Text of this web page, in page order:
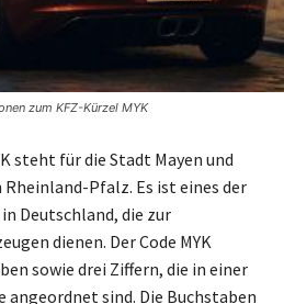
zum KFZ-Kürzel MYK
steht für die Stadt Mayen und
Pfalz. Es ist eines der
Deutschland, die zur
dienen. Der Code MYK
sowie drei Ziffern, die in einer
sind. Die Buchstaben